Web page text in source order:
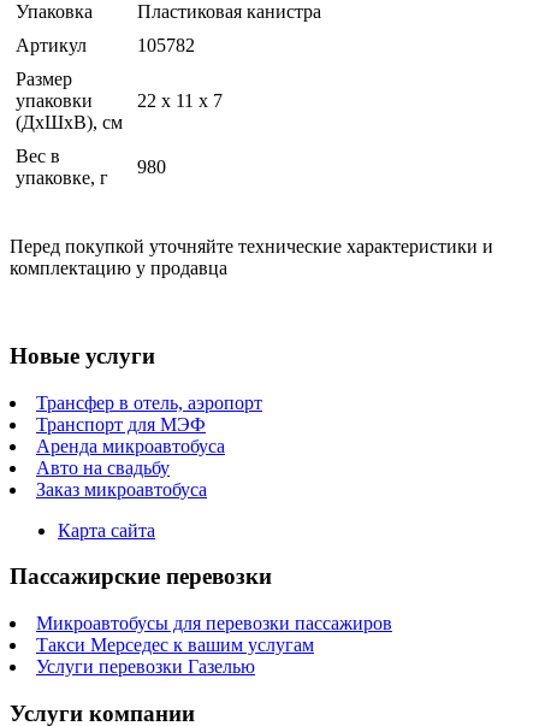
Упаковка
Пластиковая канистра
Артикул
105782
Размер
упаковки
(ДхШхВ), см
22 x 11 x 7
Вес в
упаковке, г
980
Перед покупкой уточняйте технические характеристики и
комплектацию у продавца
Новые услуги
Трансфер в отель, аэропорт
Транспорт для МЭФ
Аренда микроавтобуса
Авто на свадьбу
Заказ микроавтобуса
Карта сайта
Пассажирские перевозки
Микроавтобусы для перевозки пассажиров
Такси Мерседес к вашим услугам
Услуги перевозки Газелью
Услуги компании